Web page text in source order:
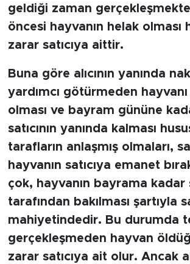
geldiği zaman
öncesi hayvanın helak olması
zarar satıcıya aittir.
Buna göre alıcının yanında
yardımcı götürmeden hayvanı
olması ve bayram gününe
satıcının yanında kalması
tarafların anlaşmış olmaları,
hayvanın satıcıya emanet
çok, hayvanın bayrama kadar
tarafından bakılması şartıyla
mahiyetindedir. Bu durumda
gerçekleşmeden hayvan
zarar satıcıya ait olur. Ancak